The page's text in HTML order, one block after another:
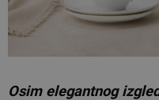
Osim elegantnog